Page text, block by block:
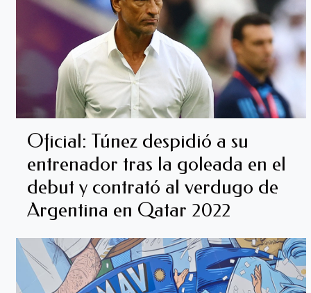
Oficial: Túnez despidió a su
entrenador tras la goleada en el
debut y contrató al verdugo de
Argentina en Qatar 2022